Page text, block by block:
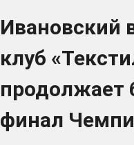
Ивановский
клуб
продолжает
финал